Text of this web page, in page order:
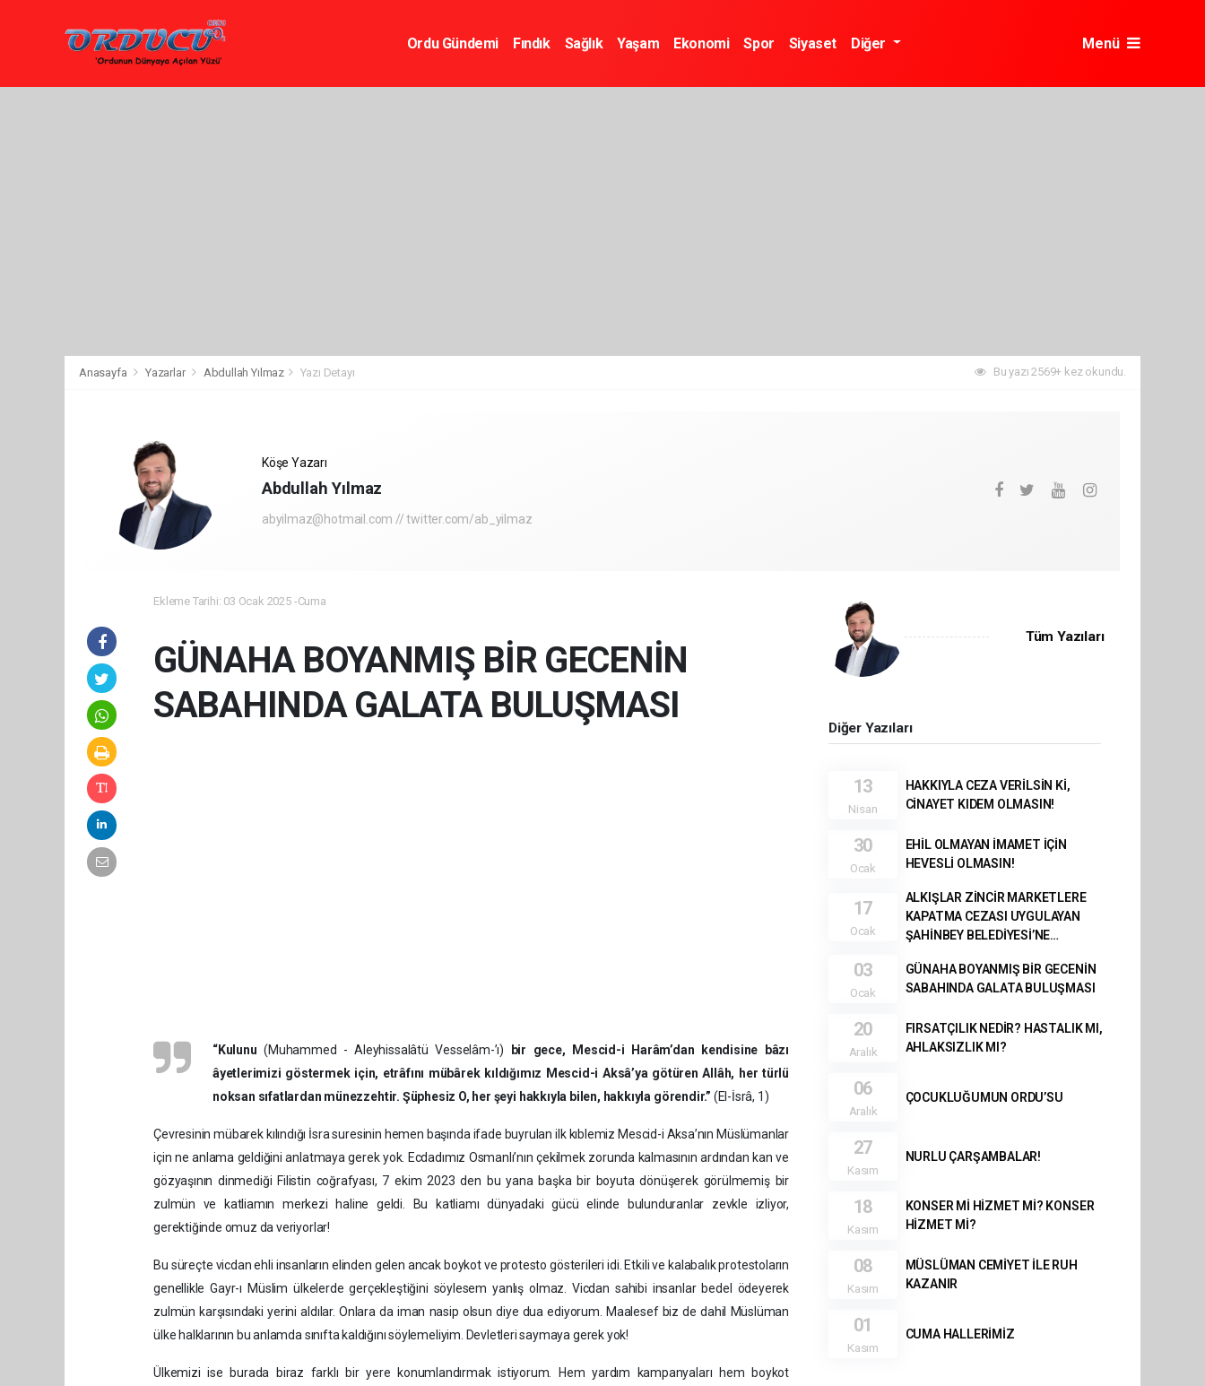
Ordu Gündemi Fındık Sağlık Yaşam Ekonomi Spor Siyaset Diğer Menü
Anasayfa Yazarlar Abdullah Yılmaz Yazı Detayı Bu yazı 2569+ kez okundu.
Köşe Yazarı
Abdullah Yılmaz
abyilmaz@hotmail.com // twitter.com/ab_yilmaz
Ekleme Tarihi: 03 Ocak 2025 -Cuma
GÜNAHA BOYANMIŞ BİR GECENİN
SABAHINDA GALATA BULUŞMASI
“Kulunu(Muhammed - Aleyhissalâtü Vesselâm-’ı) bir gece, Mescid-i Harâm’dan kendisine bâzı
âyetlerimizi göstermek için, etrâfını mübârek kıldığımız Mescid-i Aksâ’ya götüren Allâh, her türlü
noksan sıfatlardan münezzehtir. Şüphesiz O, her şeyi hakkıyla bilen, hak­kıyla görendir.” (El-İsrâ, 1)
Çevresinin mübarek kılındığı İsra suresinin hemen başında ifade buyrulan ilk kıblemiz Mescid-i Aksa’nın Müslümanlar
için ne anlama geldiğini anlatmaya gerek yok. Ecdadımız Osmanlı’nın çekilmek zorunda kalmasının ardından kan ve
gözyaşının dinmediği Filistin coğrafyası, 7 ekim 2023 den bu yana başka bir boyuta dönüşerek görülmemiş bir
zulmün ve katliamın merkezi haline geldi. Bu katliamı dünyadaki gücü elinde bulunduranlar zevkle izliyor,
gerektiğinde omuz da veriyorlar!
Bu süreçte vicdan ehli insanların elinden gelen ancak boykot ve protesto gösterileri idi. Etkili ve kalabalık protestoların
genellikle Gayr-ı Müslim ülkelerde gerçekleştiğini söylesem yanlış olmaz. Vicdan sahibi insanlar bedel ödeyerek
zulmün karşısındaki yerini aldılar. Onlara da iman nasip olsun diye dua ediyorum. Maalesef biz de dahil Müslüman
ülke halklarının bu anlamda sınıfta kaldığını söylemeliyim. Devletleri saymaya gerek yok!
Ülkemizi ise burada biraz farklı bir yere konumlandırmak istiyorum. Hem yardım kampanyaları hem boykot
Tüm Yazıları
Diğer Yazıları
13
Nisan
HAKKIYLA CEZA VERİLSİN Kİ,
CİNAYET KIDEM OLMASIN!
30
Ocak
EHİL OLMAYAN İMAMET İÇİN
HEVESLİ OLMASIN!
17
Ocak
ALKIŞLAR ZİNCİR MARKETLERE
KAPATMA CEZASI UYGULAYAN
ŞAHİNBEY BELEDİYESİ’NE…
03
Ocak
GÜNAHA BOYANMIŞ BİR GECENİN
SABAHINDA GALATA BULUŞMASI
20
Aralık
FIRSATÇILIK NEDİR? HASTALIK MI,
AHLAKSIZLIK MI?
06
Aralık
ÇOCUKLUĞUMUN ORDU’SU
27
Kasım
NURLU ÇARŞAMBALAR!
18
Kasım
KONSER Mİ HİZMET Mİ? KONSER
HİZMET Mİ?
08
Kasım
MÜSLÜMAN CEMİYET İLE RUH
KAZANIR
01
Kasım
CUMA HALLERİMİZ